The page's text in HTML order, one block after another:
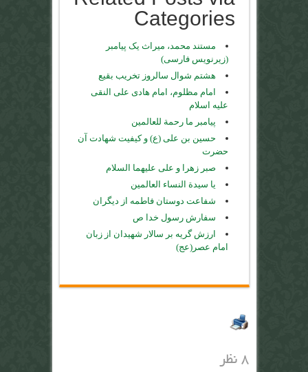
Categories
مستند محمد، میراث یک پیامبر
(زیرنویس فارسی)
هشتم شوال سالروز تخریب بقیع
امام مظلوم، امام هادی علی النقی
علیه اسلام
پیامبر ما رحمة للعالمین
حسین بن على (ع) و کیفیت شهادت آن
حضرت
صبر زهرا و علی علیهما السلام
یا سیدة النساء العالمین
شفاعت دوستان فاطمه از دیگران
سفارش رسول خدا ص
ارزش گریه بر سالار شهیدان از زبان
امام عصر(عج)
۸ نظر